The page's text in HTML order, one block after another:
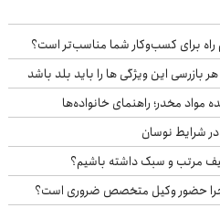
راه برای کسب‌وکار شما مناسب‌تر است؟
بازرسی این ویژگی ها را باید بلد باشد
شرایط نوسان
مرتب و سبک داشته باشیم؟
چرا حضور وکیل متخصص ضروری است؟